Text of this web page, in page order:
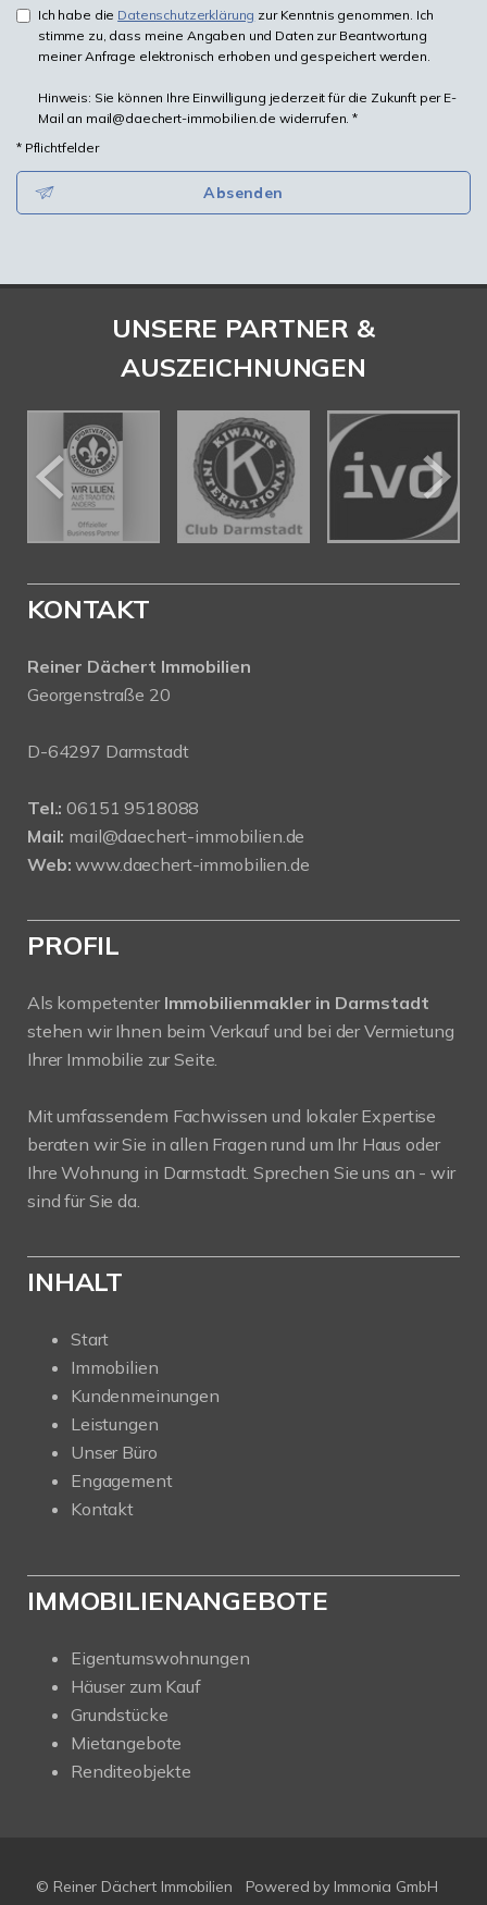
Ich habe die Datenschutzerklärung zur Kenntnis genommen. Ich
stimme zu, dass meine Angaben und Daten zur Beantwortung
meiner Anfrage elektronisch erhoben und gespeichert werden.
Hinweis: Sie können Ihre Einwilligung jederzeit für die Zukunft per E-
Mail an mail@daechert-immobilien.de widerrufen. *
* Pflichtfelder
Absenden
UNSERE PARTNER &
AUSZEICHNUNGEN
KONTAKT
Reiner Dächert Immobilien
Georgenstraße 20
D-64297 Darmstadt
Tel.: 06151 9518088
Mail: mail@daechert-immobilien.de
Web: www.daechert-immobilien.de
PROFIL
Als kompetenter Immobilienmakler in Darmstadt
stehen wir Ihnen beim Verkauf und bei der Vermietung
Ihrer Immobilie zur Seite.
Mit umfassendem Fachwissen und lokaler Expertise
beraten wir Sie in allen Fragen rund um Ihr Haus oder
Ihre Wohnung in Darmstadt. Sprechen Sie uns an - wir
sind für Sie da.
INHALT
Start
Immobilien
Kundenmeinungen
Leistungen
Unser Büro
Engagement
Kontakt
IMMOBILIENANGEBOTE
Eigentumswohnungen
Häuser zum Kauf
Grundstücke
Mietangebote
Renditeobjekte
© Reiner Dächert Immobilien Powered by Immonia GmbH